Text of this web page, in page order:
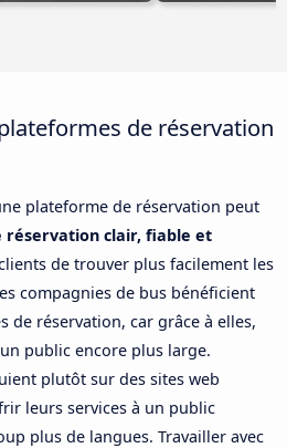
de réservation
plateforme de réservation peut
réservation clair, fiable et
de trouver plus facilement les
compagnies de bus bénéficient
de réservation, car grâce à elles,
public encore plus large.
plutôt sur des sites web
leurs services à un public
plus de langues. Travailler avec